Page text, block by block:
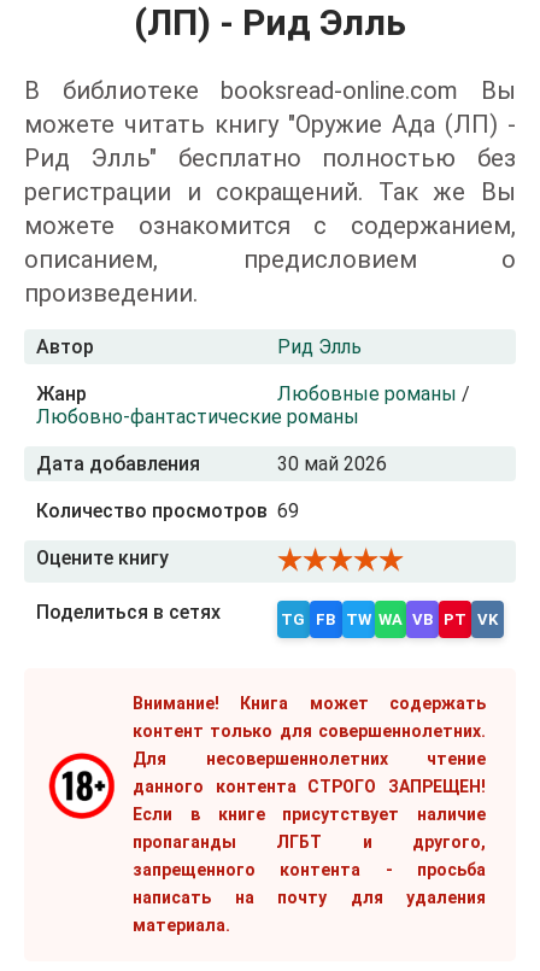
(ЛП) - Рид Элль
В библиотеке booksread-online.com Вы
можете читать книгу "Оружие Ада (ЛП) -
Рид Элль" бесплатно полностью без
регистрации и сокращений. Так же Вы
можете ознакомится с содержанием,
описанием, предисловием о
произведении.
Автор Рид Элль
Жанр Любовные романы /
Любовно-фантастические романы
Дата добавления 30 май 2026
Количество просмотров 69
Оцените книгу
Поделиться в сетях TG FB TW WA VB PT VK
Внимание! Книга может содержать
контент только для совершеннолетних.
Для несовершеннолетних чтение
данного контента СТРОГО ЗАПРЕЩЕН!
Если в книге присутствует наличие
пропаганды ЛГБТ и другого,
запрещенного контента - просьба
написать на почту для удаления
материала.